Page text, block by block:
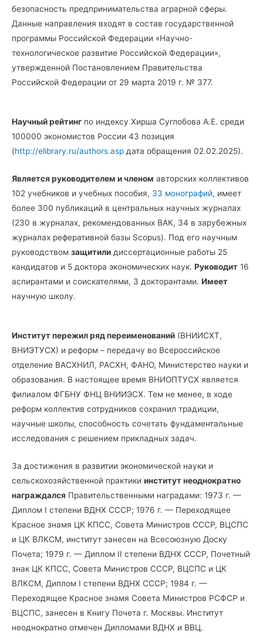
безопасность предпринимательства аграрной сферы.
Данные направления входят в состав государственной
программы Российской Федерации «Научно-
технологическое развитие Российской Федерации»,
утвержденной Постановлением Правительства
Российской Федерации от 29 марта 2019 г. № 377.
Научный рейтинг по индексу Хирша Суглобова А.Е. среди
100000 экономистов России 43 позиция
(http://elibrary.ru/authors.asp дата обращения 02.02.2025).
Является руководителем и членом авторских коллективов
102 учебников и учебных пособия, 33 монографий, имеет
более 300 публикаций в центральных научных журналах
(230 в журналах, рекомендованных ВАК, 34 в зарубежных
журналах реферативной базы Scopus). Под его научным
руководством защитили диссертационные работы 25
кандидатов и 5 доктора экономических наук. Руководит 16
аспирантами и соискателями, 3 докторантами. Имеет
научную школу.
Институт пережил ряд переименований (ВНИИСХТ,
ВНИЭТУСХ) и реформ – передачу во Всероссийское
отделение ВАСХНИЛ, РАСХН, ФАНО, Министерство науки и
образования. В настоящее время ВНИОПТУСХ является
филиалом ФГБНУ ФНЦ ВНИИЭСХ. Тем не менее, в ходе
реформ коллектив сотрудников сохранил традиции,
научные школы, способность сочетать фундаментальные
исследования с решением прикладных задач.
За достижения в развитии экономической науки и
сельскохозяйственной практики институт неоднократно
награждался Правительственными наградами: 1973 г. —
Диплом I степени ВДНХ СССР; 1976 г. — Переходящее
Красное знамя ЦК КПСС, Совета Министров СССР, ВЦСПС
и ЦК ВЛКСМ, институт занесен на Всесоюзную Доску
Почета; 1979 г. — Диплом II степени ВДНХ СССР, Почетный
знак ЦК КПСС, Совета Министров СССР, ВЦСПС и ЦК
ВЛКСМ, Диплом I степени ВДНХ СССР; 1984 г. —
Переходящее Красное знамя Совета Министров РСФСР и
ВЦСПС, занесен в Книгу Почета г. Москвы. Институт
неоднократно отмечен Дипломами ВДНХ и ВВЦ.